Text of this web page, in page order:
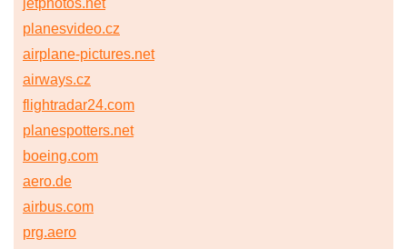
planesvideo.cz
airplane-pictures.net
airways.cz
flightradar24.com
planespotters.net
boeing.com
aero.de
airbus.com
prg.aero